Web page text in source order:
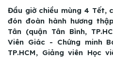
Đầu giờ chiều mùng 4 Tết,
đón đoàn hành hương
Tân (quận Tân Bình,
Viên Giác - Chứng minh
TP.HCM, Giảng viên Học